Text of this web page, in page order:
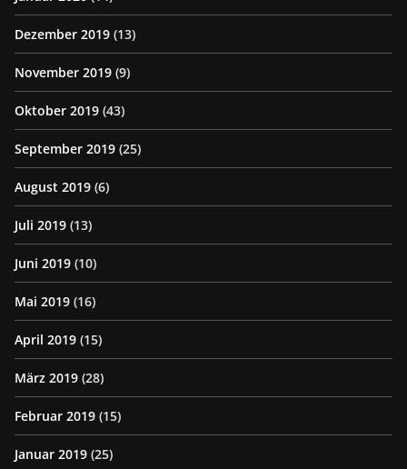
Dezember 2019 (13)
November 2019 (9)
Oktober 2019 (43)
September 2019 (25)
August 2019 (6)
Juli 2019 (13)
Juni 2019 (10)
Mai 2019 (16)
April 2019 (15)
März 2019 (28)
Februar 2019 (15)
Januar 2019 (25)